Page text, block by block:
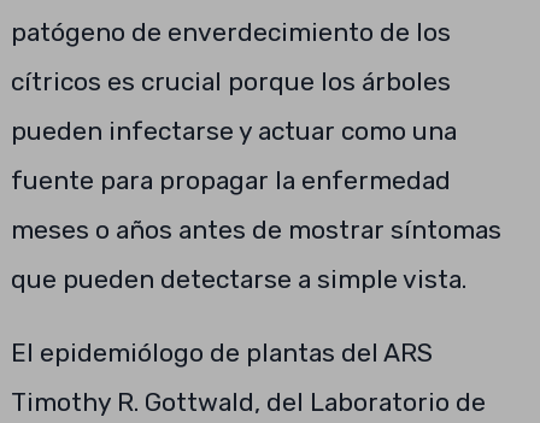
patógeno de enverdecimiento de los
cítricos es crucial porque los árboles
pueden infectarse y actuar como una
fuente para propagar la enfermedad
meses o años antes de mostrar síntomas
que pueden detectarse a simple vista.
El epidemiólogo de plantas del ARS
Timothy R. Gottwald, del Laboratorio de